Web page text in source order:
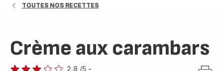
TOUTES NOS RECETTES
Crème aux carambars
2.8 /5 -